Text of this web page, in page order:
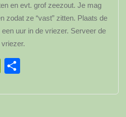
en evt. grof zeezout. Je mag
zodat ze “vast” zitten. Plaats de
uur in de vriezer. Serveer de
PrintFriendly